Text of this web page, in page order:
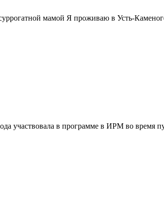
мамой Я проживаю в Усть-
участвовала в программе в ИРМ во время